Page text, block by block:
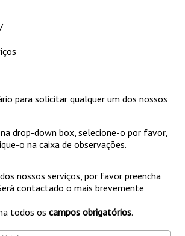
/
para solicitar qualquer um dos nossos
drop-down box, selecione-o por favor,
o na caixa de observações.
nossos serviços, por favor preencha
contactado o mais brevemente
todos os campos obrigatórios.